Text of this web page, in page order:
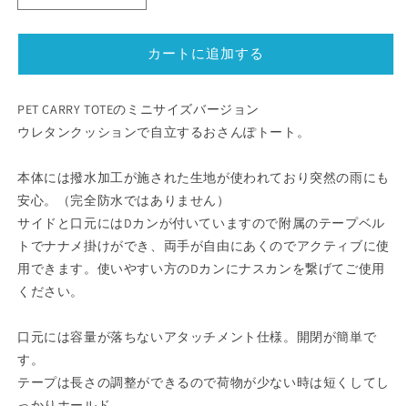
パ
フ
お
さ
ん
ぽ
ト
ー
【お
ん
料】
パ
フ
お
さ
ん
ぽ
ト
【お
ん
カートに追加する
PET CARRY TOTEのミニサイズバージョン
ウレタンクッションで自立するおさんぽトート。
本体には撥水加工が施された生地が使われており突然の雨にも
安心。（完全防水ではありません）
サイドと口元にはDカンが付いていますので附属のテープベル
トでナナメ掛けができ、両手が自由にあくのでアクティブに使
用できます。使いやすい方のDカンにナスカンを繋げてご使用
ください。
口元には容量が落ちないアタッチメント仕様。開閉が簡単で
す。
テープは長さの調整ができるので荷物が少ない時は短くしてし